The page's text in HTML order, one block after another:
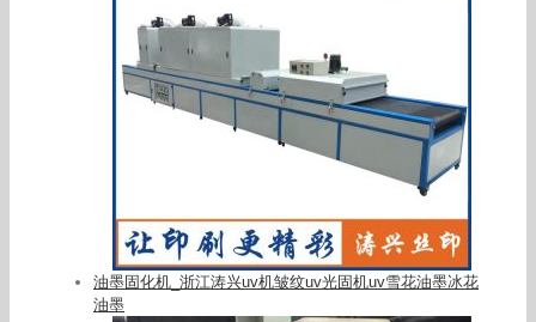
油墨固化机_浙江涛兴uv机皱纹uv光固机uv雪花油墨冰花
油墨